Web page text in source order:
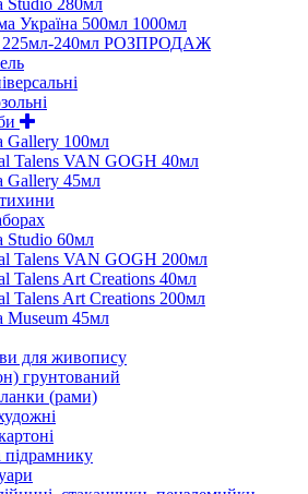
Studio 280мл
Україна 500мл 1000мл
225мл-240мл РОЗПРОДАЖ
Gallery 100мл
Talens VAN GOGH 40мл
Gallery 45мл
Studio 60мл
Talens VAN GOGH 200мл
Talens Art Creations 40мл
Talens Art Creations 200мл
Museum 45мл
для живопису
грунтований
(рами)